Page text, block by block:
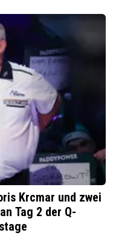
Krcmar und zwei
Tag 2 der Q-